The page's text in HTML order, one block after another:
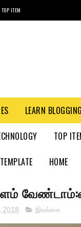
TOP ITEM
LEARN BLOGGING
TOP
HOME
2018 இலங்கை